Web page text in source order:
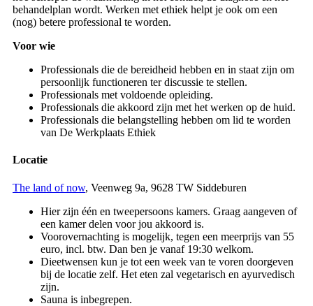
behandelplan wordt. Werken met ethiek helpt je ook om een
(nog) betere professional te worden.
Voor wie
Professionals die de bereidheid hebben en in staat zijn om
persoonlijk functioneren ter discussie te stellen.
Professionals met voldoende opleiding.
Professionals die akkoord zijn met het werken op de huid.
Professionals die belangstelling hebben om lid te worden
van De Werkplaats Ethiek
Locatie
The land of now, Veenweg 9a, 9628 TW Siddeburen
Hier zijn één en tweepersoons kamers. Graag aangeven of
een kamer delen voor jou akkoord is.
Voorovernachting is mogelijk, tegen een meerprijs van 55
euro, incl. btw. Dan ben je vanaf 19:30 welkom.
Dieetwensen kun je tot een week van te voren doorgeven
bij de locatie zelf. Het eten zal vegetarisch en ayurvedisch
zijn.
Sauna is inbegrepen.